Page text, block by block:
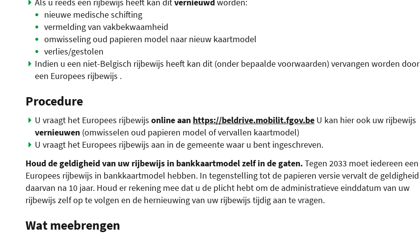
nieuwe medische schifting
vermelding van vakbekwaamheid
omwisseling oud papieren model naar nieuw kaartmodel
verlies/gestolen
Indien u een niet-Belgisch rijbewijs heeft kan dit (onder bepaalde voorwaarden) vervangen worden door
een Europees rijbewijs .
Procedure
U vraagt het Europees rijbewijs online aan https://beldrive.mobilit.fgov.be U kan hier ook uw rijbewijs
vernieuwen (omwisselen oud papieren model of vervallen kaartmodel)
U vraagt het Europees rijbewijs aan in de gemeente waar u bent ingeschreven.
Houd de geldigheid van uw rijbewijs in bankkaartmodel zelf in de gaten.Tegen 2033 moet iedereen een
Europees rijbewijs in bankkaartmodel hebben. In tegenstelling tot de papieren versie vervalt de geldigheid
daarvan na 10 jaar. Houd er rekening mee dat u de plicht hebt om de administratieve einddatum van uw
rijbewijs zelf op te volgen en de hernieuwing van uw rijbewijs tijdig aan te vragen.
Wat meebrengen